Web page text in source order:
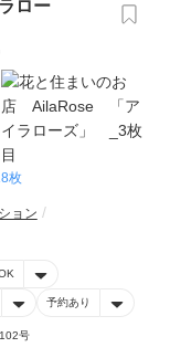
ロー
枚
ョン
予約あり
号